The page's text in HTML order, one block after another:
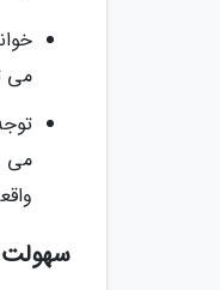
می
می
سهولت